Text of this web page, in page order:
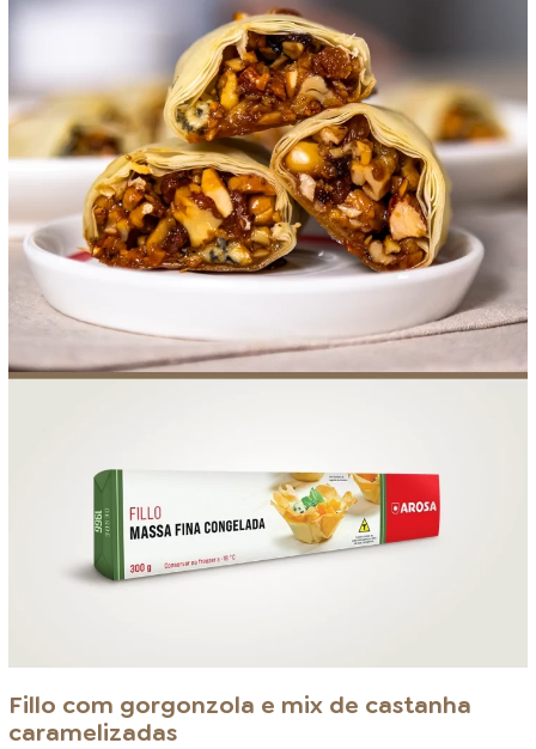
Fillo com gorgonzola e mix de castanha
caramelizadas